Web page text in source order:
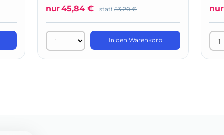
nur45,84 € statt 53,20 €
In den Warenkorb
nur